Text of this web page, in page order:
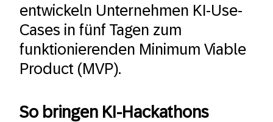
entwickeln Unternehmen KI-Use-
Cases in fünf Tagen zum
funktionierenden Minimum Viable
Product (MVP).
So bringen KI-Hackathons